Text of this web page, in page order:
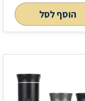
הוסף לסל